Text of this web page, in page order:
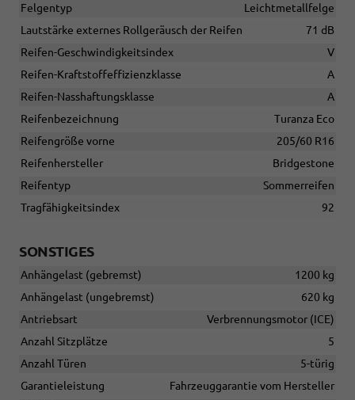
Felgentyp
Leichtmetallfelge
Lautstärke externes Rollgeräusch der Reifen
71 dB
Reifen-Geschwindigkeitsindex
V
Reifen-Kraftstoffeffizienzklasse
A
Reifen-Nasshaftungsklasse
A
Reifenbezeichnung
Turanza Eco
Reifengröße vorne
205/60 R16
Reifenhersteller
Bridgestone
Reifentyp
Sommerreifen
Tragfähigkeitsindex
92
SONSTIGES
Anhängelast (gebremst)
1200 kg
Anhängelast (ungebremst)
620 kg
Antriebsart
Verbrennungsmotor (ICE)
Anzahl Sitzplätze
5
Anzahl Türen
5-türig
Garantieleistung
Fahrzeuggarantie vom Hersteller